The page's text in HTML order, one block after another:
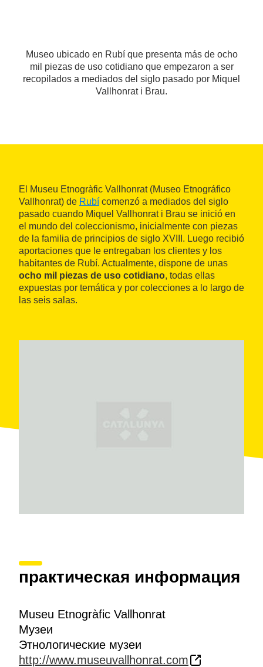
Museo ubicado en Rubí que presenta más de ocho
mil piezas de uso cotidiano que empezaron a ser
recopilados a mediados del siglo pasado por Miquel
Vallhonrat i Brau.
El Museu Etnogràfic Vallhonrat (Museo Etnográfico
Vallhonrat) de Rubí comenzó a mediados del siglo
pasado cuando Miquel Vallhonrat i Brau se inició en
el mundo del coleccionismo, inicialmente con piezas
de la familia de principios de siglo XVIII. Luego recibió
aportaciones que le entregaban los clientes y los
habitantes de Rubí. Actualmente, dispone de unas
ocho mil piezas de uso cotidiano, todas ellas
expuestas por temática y por colecciones a lo largo de
las seis salas.
практическая информация
Museu Etnogràfic Vallhonrat
Музеи
Этнологические музеи
http://www.museuvallhonrat.com